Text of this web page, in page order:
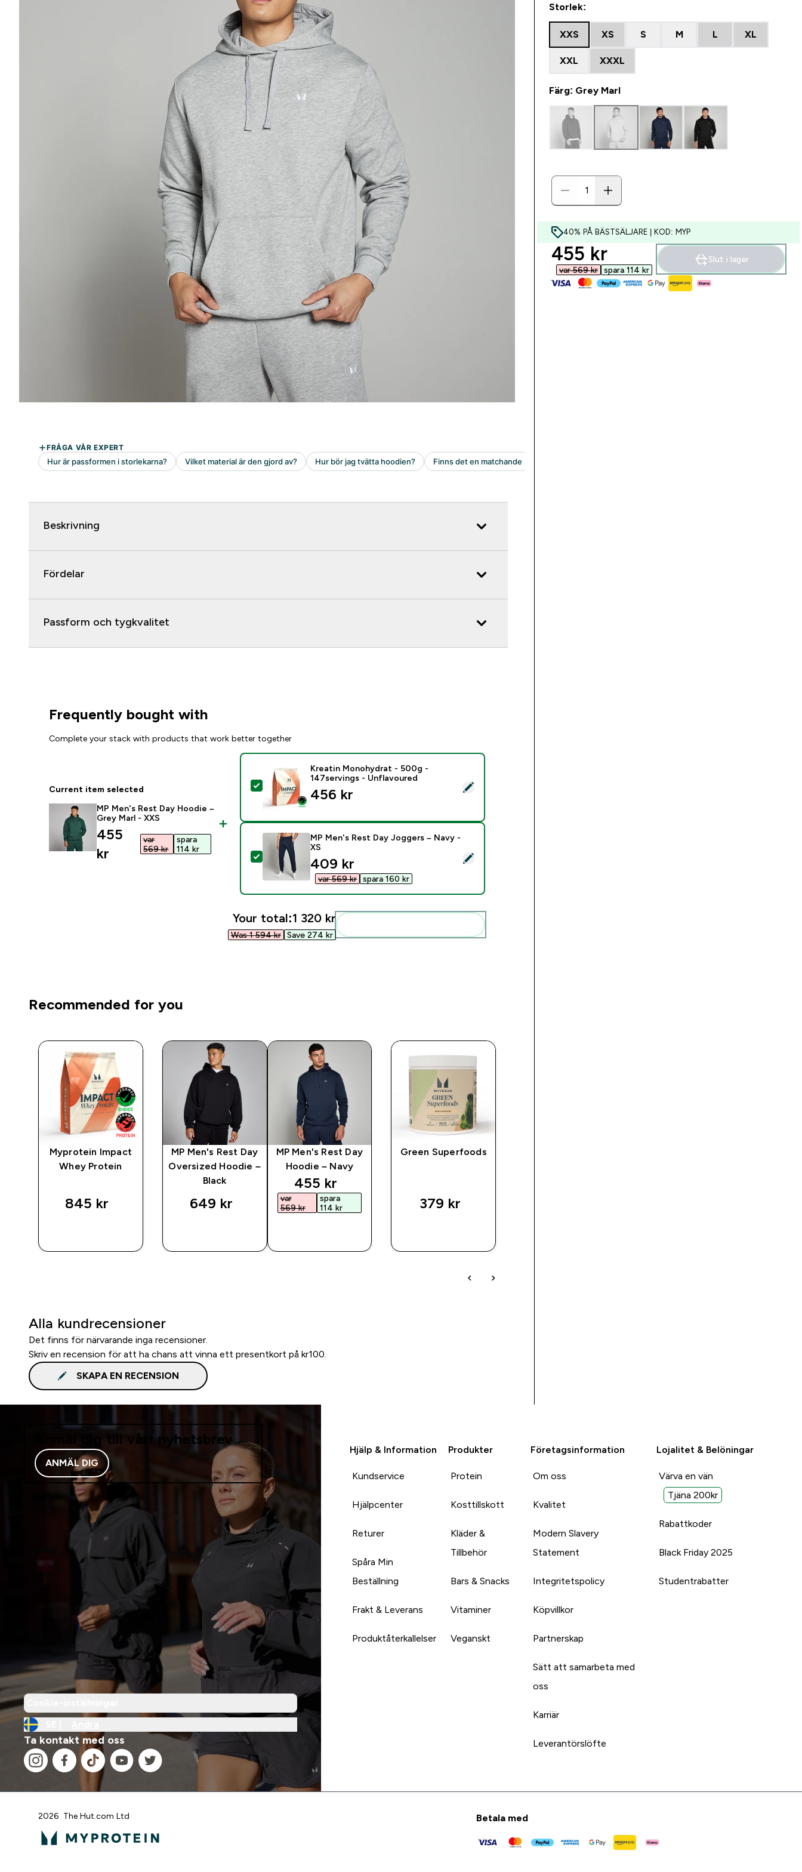
Beskrivning
Fördelar
Passform och tygkvalitet
Frequently bought with
Complete your stack with products that work better together
Current item selected
MP Men's Rest Day Hoodie –
Grey Marl - XXS
discounted price
455
kr‎
var
569 kr‎
spara
114 kr‎
Select this product - Kreatin Monohydrat - 500g - 147servings - Unflavoured
Kreatin Monohydrat - 500g -
147servings - Unflavoured
456 kr‎
Select this product - MP Men's Rest Day Joggers – Navy - XS
MP Men's Rest Day Joggers – Navy -
XS
discounted price
409 kr‎
var 569 kr‎ spara 160 kr‎
Your total:1 320 kr‎
Was 1 594 kr‎ Save 274 kr‎
Recommended for you
Myprotein Impact
Whey Protein
845 kr‎
MP Men's Rest Day
Oversized Hoodie –
Black
649 kr‎
MP Men's Rest Day
Hoodie – Navy
discounted price
455 kr‎
var
569 kr‎
spara
114 kr‎
Green Superfoods
379 kr‎
Alla kundrecensioner
Det finns för närvarande inga recensioner.
Skriv en recension för att ha chans att vinna ett presentkort på kr100.
SKAPA EN RECENSION
Storlek:
XXS XS S M L XL
XXL XXXL
Färg: Grey Marl
40% PÅ BÄSTSÄLJARE | KOD: MYP
discounted price
455 kr‎
var 569 kr‎ spara 114 kr‎
Slut i lager
Anmäl dig till vårt nyhetsbrev
ANMÄL DIG
Ta kontakt med oss
Hjälp & Information
Kundservice
Hjälpcenter
Returer
Spåra Min
Beställning
Frakt & Leverans
Produktåterkallelser
Produkter
Protein
Kosttillskott
Kläder &
Tillbehör
Bars & Snacks
Vitaminer
Veganskt
Företagsinformation
Om oss
Kvalitet
Modern Slavery
Statement
Integritetspolicy
Köpvillkor
Partnerskap
Sätt att samarbeta med
oss
Karriär
Leverantörslöfte
Lojalitet & Belöningar
Värva en vän
Tjäna 200kr
Rabattkoder
Black Friday 2025
Studentrabatter
2026 The Hut.com Ltd Betala med